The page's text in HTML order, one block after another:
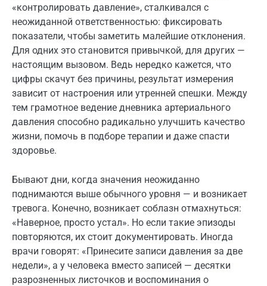
«контролировать давление», сталкивался с
неожиданной ответственностью: фиксировать
показатели, чтобы заметить малейшие отклонения.
Для одних это становится привычкой, для других —
настоящим вызовом. Ведь нередко кажется, что
цифры скачут без причины, результат измерения
зависит от настроения или утренней спешки. Между
тем грамотное ведение дневника артериального
давления способно радикально улучшить качество
жизни, помочь в подборе терапии и даже спасти
здоровье.
Бывают дни, когда значения неожиданно
поднимаются выше обычного уровня — и возникает
тревога. Конечно, возникает соблазн отмахнуться:
«Наверное, просто устал». Но если такие эпизоды
повторяются, их стоит документировать. Иногда
врачи говорят: «Принесите записи давления за две
недели», а у человека вместо записей — десятки
разрозненных листочков и воспоминания о